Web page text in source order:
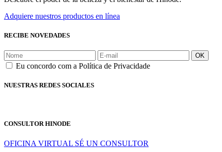
Adquiere nuestros productos en línea
RECIBE NOVEDADES
OK
Eu concordo com a Política de Privacidade
NUESTRAS REDES SOCIALES
CONSULTOR HINODE
OFICINA VIRTUAL SÉ UN CONSULTOR